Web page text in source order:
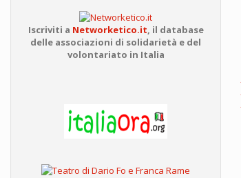
Iscriviti a Networketico.it il database
delle associazioni di solidarietà e del
volontariato in Italia